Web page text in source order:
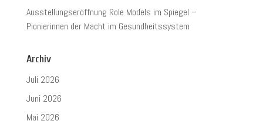
Ausstellungseröffnung Role Models im Spiegel –
Pionierinnen der Macht im Gesundheitssystem
Archiv
Juli 2026
Juni 2026
Mai 2026